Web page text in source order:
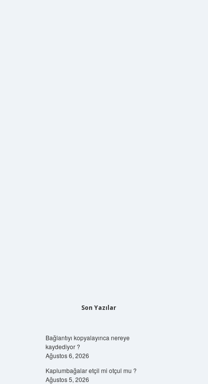
Son Yazılar
Bağlantıyı kopyalayınca nereye
kaydediyor ?
Ağustos 6, 2026
Kaplumbağalar etçil mi otçul mu ?
Ağustos 5, 2026